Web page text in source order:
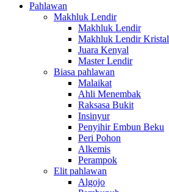
Pahlawan
Makhluk Lendir
Makhluk Lendir
Makhluk Lendir Kristal
Juara Kenyal
Master Lendir
Biasa pahlawan
Malaikat
Ahli Menembak
Raksasa Bukit
Insinyur
Penyihir Embun Beku
Peri Pohon
Alkemis
Perampok
Elit pahlawan
Algojo